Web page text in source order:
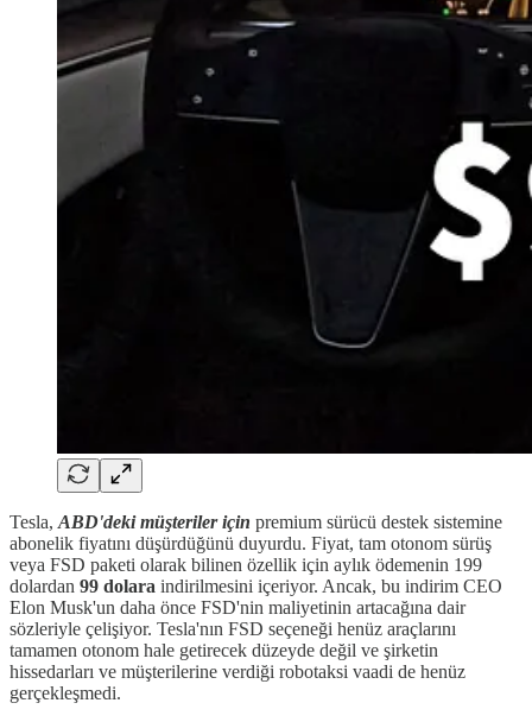
Tesla, ABD'deki müşteriler için premium sürücü destek sistemine
abonelik fiyatını düşürdüğünü duyurdu. Fiyat, tam otonom sürüş
veya FSD paketi olarak bilinen özellik için aylık ödemenin 199
dolardan 99 dolara indirilmesini içeriyor. Ancak, bu indirim CEO
Elon Musk'un daha önce FSD'nin maliyetinin artacağına dair
sözleriyle çelişiyor. Tesla'nın FSD seçeneği henüz araçlarını
tamamen otonom hale getirecek düzeyde değil ve şirketin
hissedarları ve müşterilerine verdiği robotaksi vaadi de henüz
gerçekleşmedi.